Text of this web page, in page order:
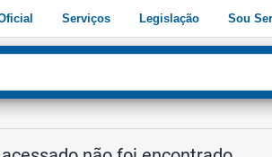
Serviços Legislação Sou